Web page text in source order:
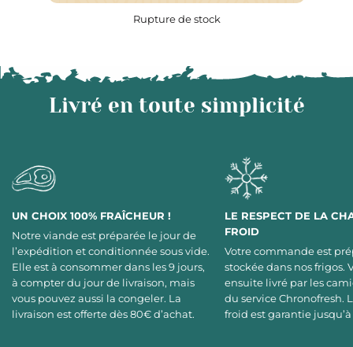
Rupture de stock
Livré en toute simplicité
UN CHOIX 100% FRAÎCHEUR !
Notre viande est préparée le jour de
l’expédition et conditionnée sous vide.
Elle est à consommer dans les 9 jours,
à compter du jour de livraison, mais
vous pouvez aussi la congeler. La
livraison est offerte dès 80€ d’achat.
LE RESPECT DE LA
FROID
Votre commande est
stockée dans nos frigos.
ensuite livré par les
du service Chronofresh.
froid est garantie